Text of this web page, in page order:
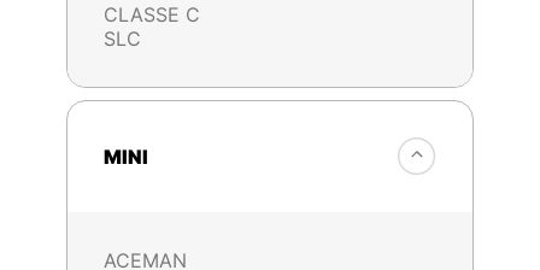
CLASSE C
SLC
MINI
ACEMAN